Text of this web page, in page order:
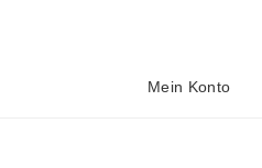
Mein Konto